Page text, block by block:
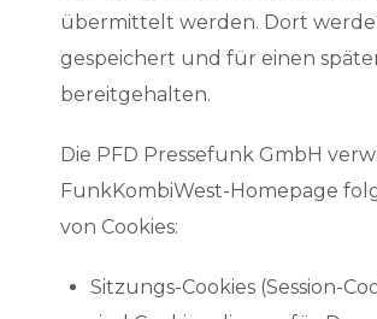
übermittelt werden. Dort
gespeichert und für einen
bereitgehalten.
Die PFD Pressefunk GmbH
FunkKombiWest-Homepage
von Cookies:
Sitzungs-Cookies (Session-